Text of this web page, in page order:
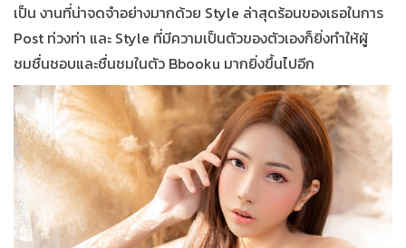
เป็น งานที่น่าจดจำอย่างมากด้วย Style ล่าสุดร้อนของเธอในการ
Post ท่วงท่า และ Style ที่มีความเป็นตัวของตัวเองก็ยิ่งทำให้ผู้
ชมชื่นชอบและชื่นชมในตัว Bbooku มากยิ่งขึ้นไปอีก